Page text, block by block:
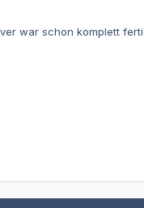
war schon komplett